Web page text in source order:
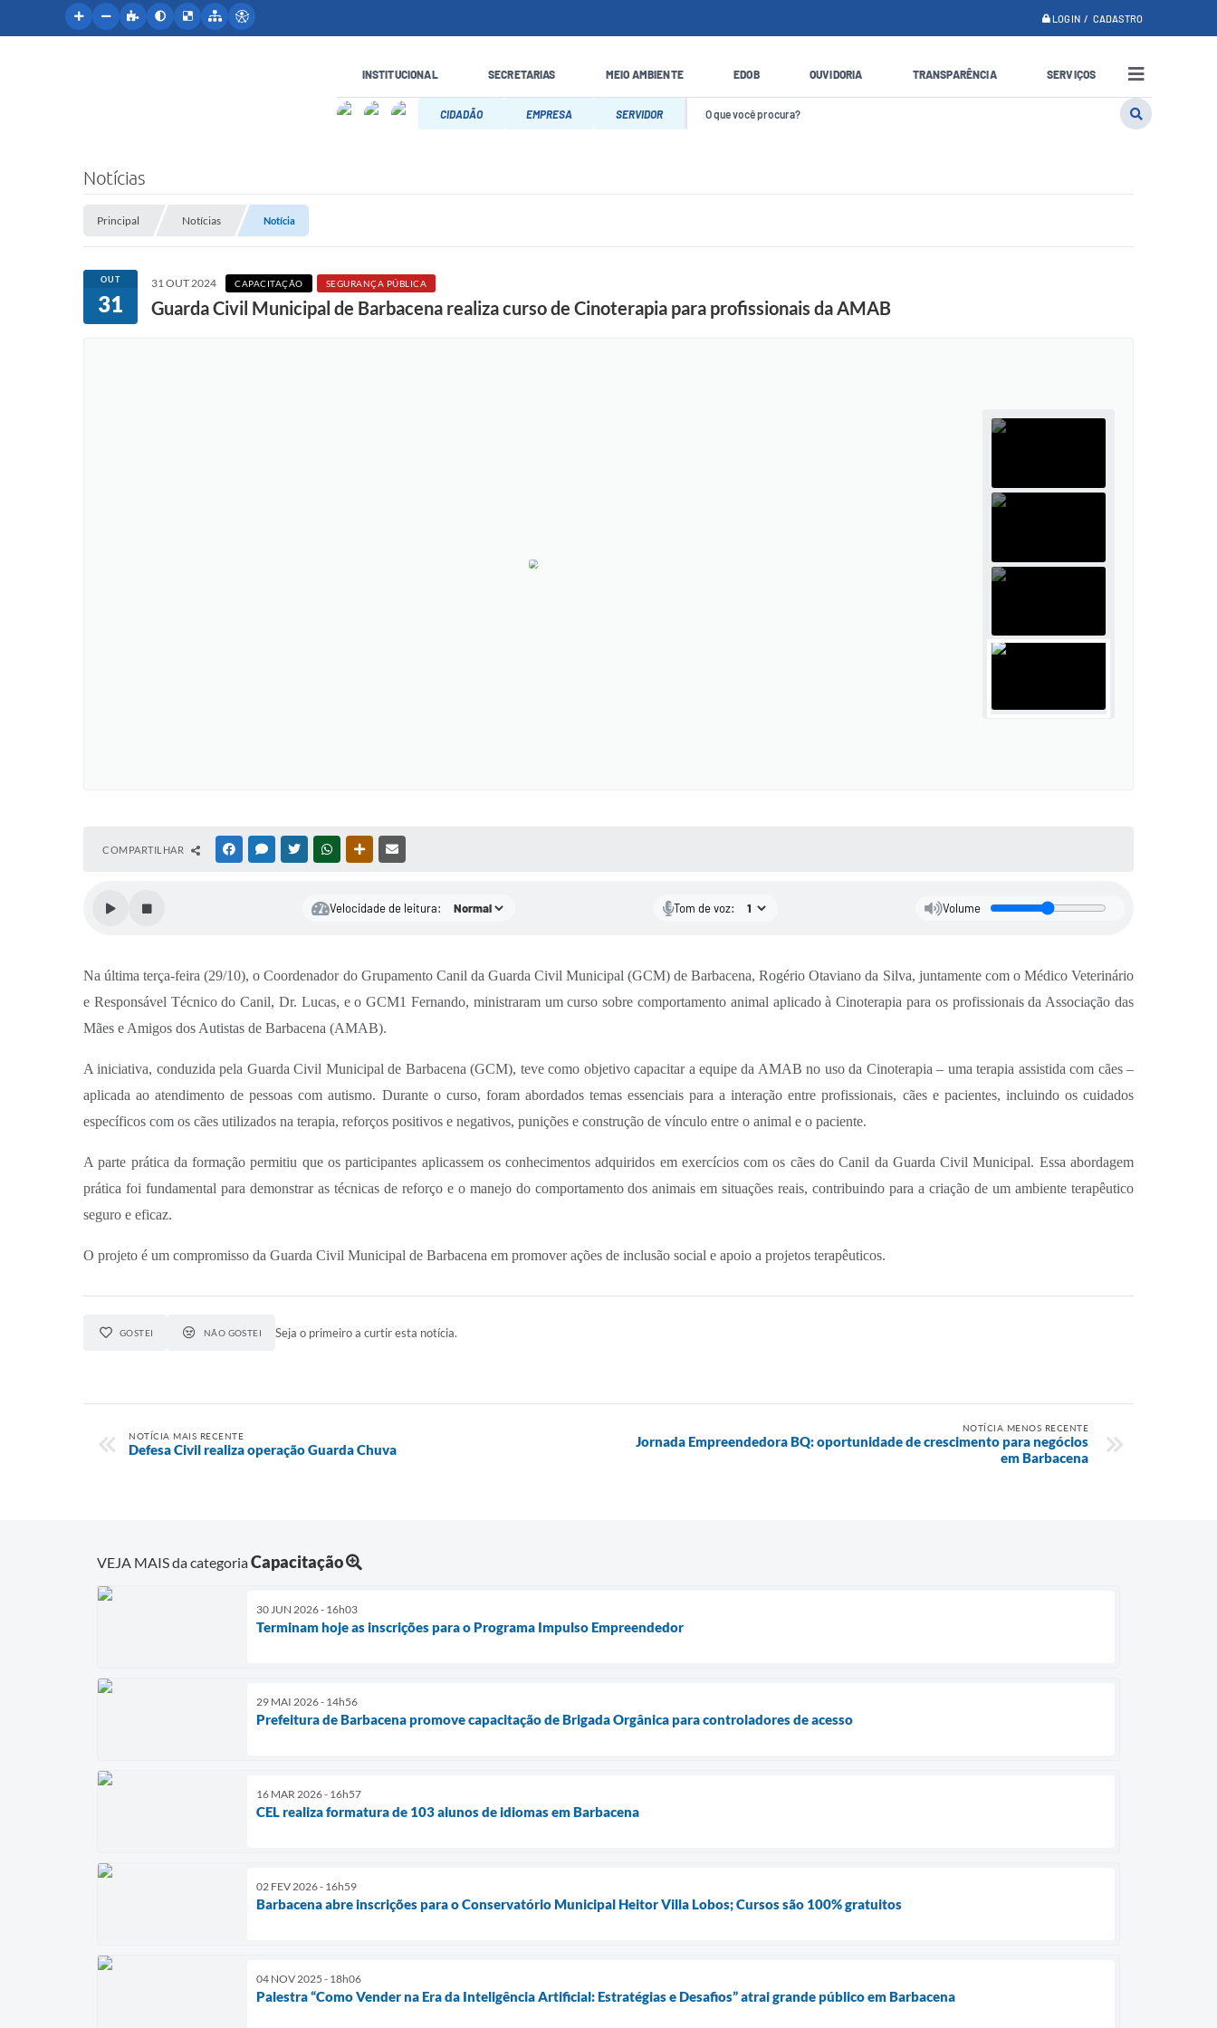
LOGIN / CADASTRO
INSTITUCIONAL SECRETARIAS MEIO AMBIENTE EDOB OUVIDORIA TRANSPARÊNCIA SERVIÇOS
CIDADÃO EMPRESA SERVIDOR
Notícias
Principal Notícias Notícia
OUT
31
31 OUT 2024 CAPACITAÇÃO SEGURANÇA PÚBLICA
Guarda Civil Municipal de Barbacena realiza curso de Cinoterapia para profissionais da AMAB
COMPARTILHAR FACEBOOKMESSENGER
TWITTERWHATSAPPOUTRAS MÍDIAS
Velocidade de leitura: Tom de voz: Volume
Na última terça-feira (29/10), o Coordenador do Grupamento Canil da Guarda Civil Municipal (GCM) de Barbacena, Rogério Otaviano da Silva, juntamente com o Médico Veterinário
e Responsável Técnico do Canil, Dr. Lucas, e o GCM1 Fernando, ministraram um curso sobre comportamento animal aplicado à Cinoterapia para os profissionais da Associação das
Mães e Amigos dos Autistas de Barbacena (AMAB).
A iniciativa, conduzida pela Guarda Civil Municipal de Barbacena (GCM), teve como objetivo capacitar a equipe da AMAB no uso da Cinoterapia – uma terapia assistida com cães –
aplicada ao atendimento de pessoas com autismo. Durante o curso, foram abordados temas essenciais para a interação entre profissionais, cães e pacientes, incluindo os cuidados
específicos com os cães utilizados na terapia, reforços positivos e negativos, punições e construção de vínculo entre o animal e o paciente.
A parte prática da formação permitiu que os participantes aplicassem os conhecimentos adquiridos em exercícios com os cães do Canil da Guarda Civil Municipal. Essa abordagem
prática foi fundamental para demonstrar as técnicas de reforço e o manejo do comportamento dos animais em situações reais, contribuindo para a criação de um ambiente terapêutico
seguro e eficaz.
O projeto é um compromisso da Guarda Civil Municipal de Barbacena em promover ações de inclusão social e apoio a projetos terapêuticos.
GOSTEI NÃO GOSTEI Seja o primeiro a curtir esta notícia.
NOTÍCIA MAIS RECENTE
Defesa Civil realiza operação Guarda Chuva
NOTÍCIA MENOS RECENTE
Jornada Empreendedora BQ: oportunidade de crescimento para negócios
em Barbacena
VEJA MAIS da categoriaCapacitação
30 JUN 2026 - 16h03
Terminam hoje as inscrições para o Programa Impulso Empreendedor
29 MAI 2026 - 14h56
Prefeitura de Barbacena promove capacitação de Brigada Orgânica para controladores de acesso
16 MAR 2026 - 16h57
CEL realiza formatura de 103 alunos de idiomas em Barbacena
02 FEV 2026 - 16h59
Barbacena abre inscrições para o Conservatório Municipal Heitor Villa Lobos; Cursos são 100% gratuitos
04 NOV 2025 - 18h06
Palestra “Como Vender na Era da Inteligência Artificial: Estratégias e Desafios” atrai grande público em Barbacena